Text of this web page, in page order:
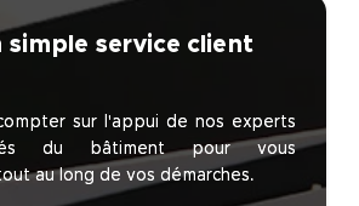
simple service client
sur l'appui de nos experts
du bâtiment pour vous
au long de vos démarches.